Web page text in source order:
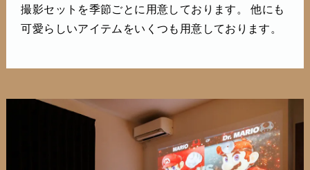
撮影セットを季節ごとに用意しております。 他にも
可愛らしいアイテムをいくつも用意しております。